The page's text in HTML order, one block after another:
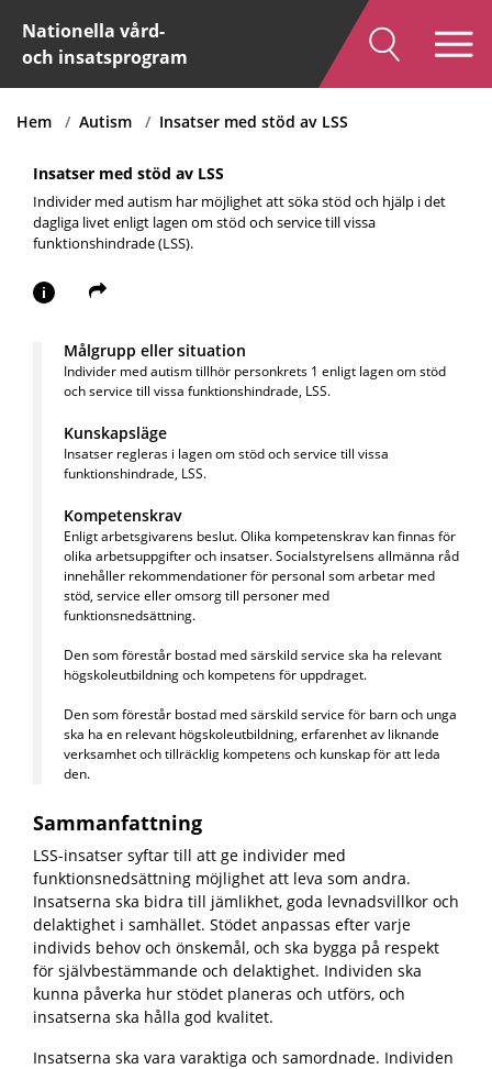
Nationella vård-
och insatsprogram
Hem Autism Insatser med stöd av LSS
Insatser med stöd av LSS
Individer med autism har möjlighet att söka stöd och hjälp i det
dagliga livet enligt lagen om stöd och service till vissa
funktionshindrade (LSS).
i
Målgrupp eller situation
Individer med autism tillhör personkrets 1 enligt lagen om stöd
och service till vissa funktionshindrade, LSS.
Kunskapsläge
Insatser regleras i lagen om stöd och service till vissa
funktionshindrade, LSS.
Kompetenskrav
Enligt arbetsgivarens beslut. Olika kompetenskrav kan finnas för
olika arbetsuppgifter och insatser. Socialstyrelsens allmänna råd
innehåller rekommendationer för personal som arbetar med
stöd, service eller omsorg till personer med
funktionsnedsättning.
Den som förestår bostad med särskild service ska ha relevant
högskoleutbildning och kompetens för uppdraget.
Den som förestår bostad med särskild service för barn och unga
ska ha en relevant högskoleutbildning, erfarenhet av liknande
verksamhet och tillräcklig kompetens och kunskap för att leda
den.
Sammanfattning
LSS-insatser syftar till att ge individer med
funktionsnedsättning möjlighet att leva som andra.
Insatserna ska bidra till jämlikhet, goda levnadsvillkor och
delaktighet i samhället. Stödet anpassas efter varje
individs behov och önskemål, och ska bygga på respekt
för självbestämmande och delaktighet. Individen ska
kunna påverka hur stödet planeras och utförs, och
insatserna ska hålla god kvalitet.
Insatserna ska vara varaktiga och samordnade. Individen